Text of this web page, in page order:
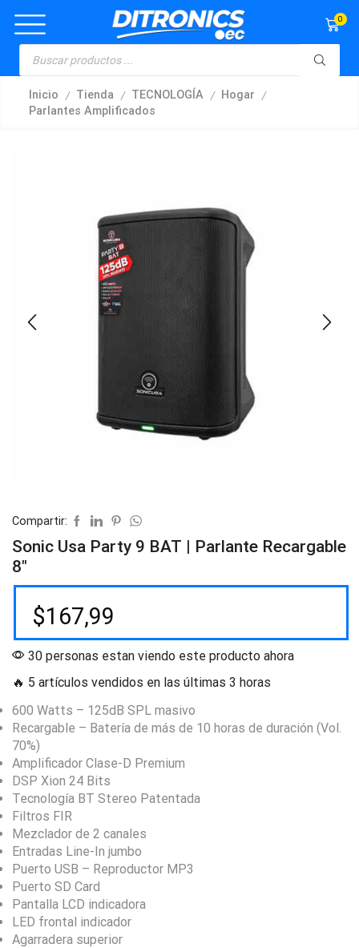
0
Inicio / Tienda / TECNOLOGÍA / Hogar /
Parlantes Amplificados
Compartir:
Sonic Usa Party 9 BAT | Parlante Recargable
8″
$167,99
30 personas estan viendo este producto ahora
🔥 5 artículos vendidos en las últimas 3 horas
600 Watts – 125dB SPL masivo
Recargable – Batería de más de 10 horas de duración (Vol.
70%)
Amplificador Clase-D Premium
DSP Xion 24 Bits
Tecnología BT Stereo Patentada
Filtros FIR
Mezclador de 2 canales
Entradas Line-In jumbo
Puerto USB – Reproductor MP3
Puerto SD Card
Pantalla LCD indicadora
LED frontal indicador
Agarradera superior